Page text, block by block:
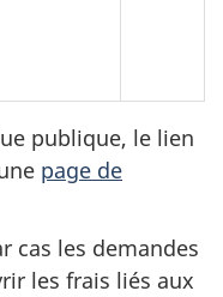
publique, le lien
page de
cas les demandes
les frais liés aux